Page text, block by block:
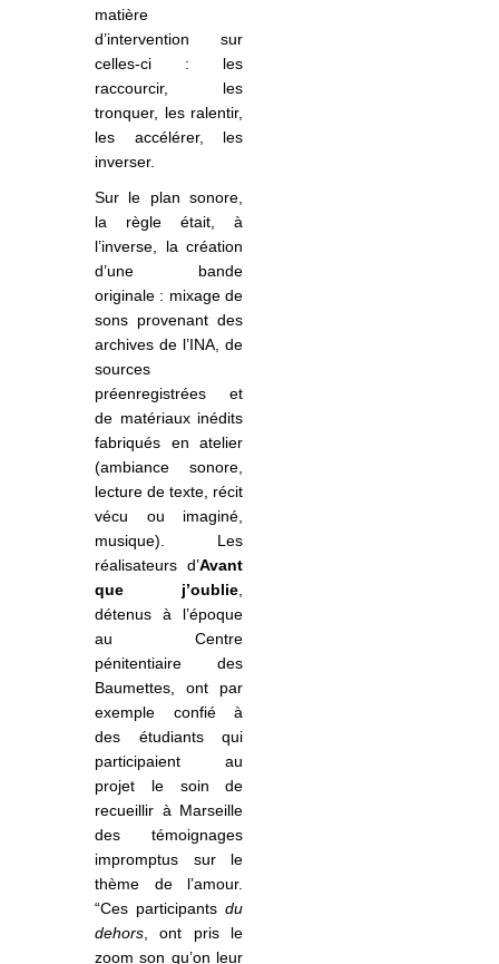
matière
d’intervention sur
celles-ci : les
raccourcir, les
tronquer, les ralentir,
les accélérer, les
inverser.
Sur le plan sonore,
la règle était, à
l’inverse, la création
d’une bande
originale : mixage de
sons provenant des
archives de l’INA, de
sources
préenregistrées et
de matériaux inédits
fabriqués en atelier
(ambiance sonore,
lecture de texte, récit
vécu ou imaginé,
musique). Les
réalisateurs d’Avant
que j’oublie
détenus à l’époque
au Centre
pénitentiaire des
Baumettes, ont par
exemple confié à
des étudiants qui
participaient au
projet le soin de
recueillir à Marseille
des témoignages
impromptus sur le
thème de l’amour.
“Ces participantsdu
dehors , ont pris le
zoom son qu’on leur